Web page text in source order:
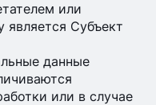
или
является Субъект
данные
или в случае